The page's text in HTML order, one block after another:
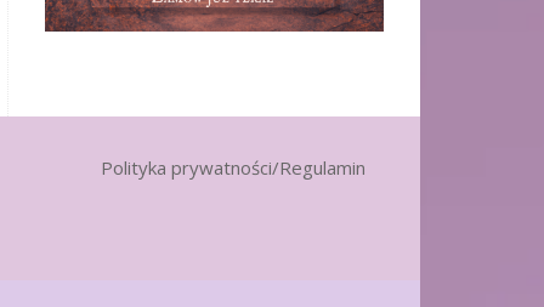
Polityka prywatności/Regulamin